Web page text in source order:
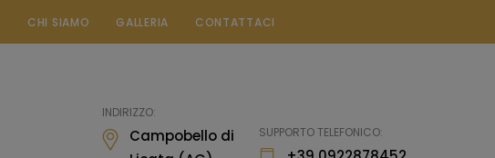
CHI SIAMO GALLERIA CONTATTACI
INDIRIZZO:
Campobello di
SUPPORTO TELEFONICO: